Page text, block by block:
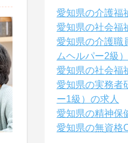
愛知県の介護福
愛知県の社会福
愛知県の介護職
ムヘルパー2級
愛知県の社会福
愛知県の実務者
ー1級）の求人
愛知県の精神保
愛知県の無資格